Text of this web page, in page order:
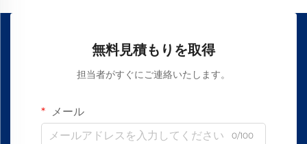
無料見積もりを取得
担当者がすぐにご連絡いたします。
メール
0/100